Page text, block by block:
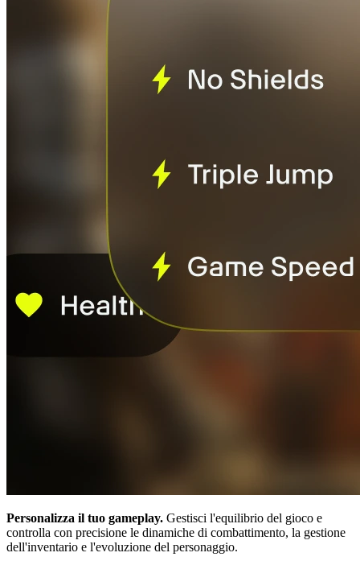
Personalizza il tuo gameplay. Gestisci l'equilibrio del gioco e
controlla con precisione le dinamiche di combattimento, la gestione
dell'inventario e l'evoluzione del personaggio.